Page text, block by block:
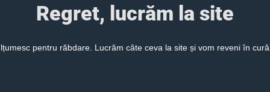
Regret, lucrăm la site
pentru răbdare. Lucrăm câte ceva la site și vom reveni în